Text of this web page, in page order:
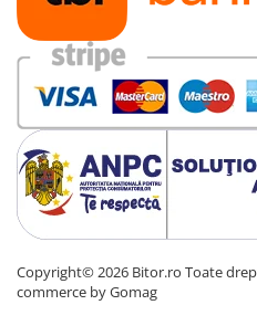
Blu-Ray, CD/DVD & Floppy Drives
Periferice & Accesorii
Tastaturi
Tastaturi cu Fir
Tastaturi wireless
Mouse, Trackballs & Presenters
Mouse cu Fir
Mouse Ergonimice
Mousepad
Copyright© 2026 Bitor.ro Toate
commerce by Gomag